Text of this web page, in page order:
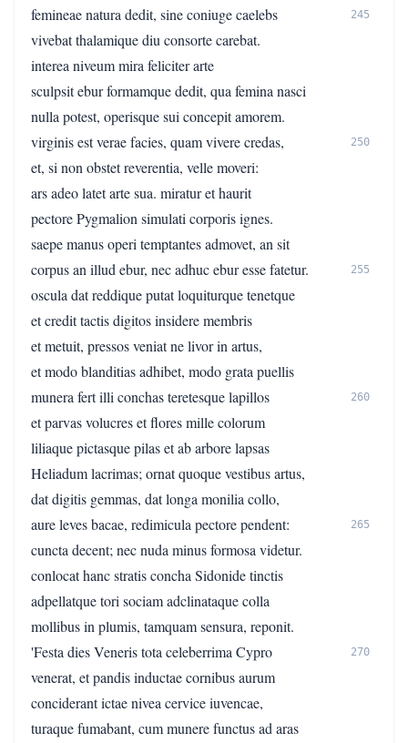
femineae natura dedit, sine coniuge caelebs 245
vivebat thalamique diu consorte carebat.
interea niveum mira feliciter arte
sculpsit ebur formamque dedit, qua femina nasci
nulla potest, operisque sui concepit amorem.
virginis est verae facies, quam vivere credas,
250
et, si non obstet reverentia, velle moveri:
ars adeo latet arte sua. miratur et haurit
pectore Pygmalion simulati corporis ignes.
saepe manus operi temptantes admovet, an sit
corpus an illud ebur, nec adhuc ebur esse fatetur.
255
oscula dat reddique putat loquiturque tenetque
et credit tactis digitos insidere membris
et metuit, pressos veniat ne livor in artus,
et modo blanditias adhibet, modo grata puellis
munera fert illi conchas teretesque lapillos
260
et parvas volucres et flores mille colorum
liliaque pictasque pilas et ab arbore lapsas
Heliadum lacrimas; ornat quoque vestibus artus,
dat digitis gemmas, dat longa monilia collo,
aure leves bacae, redimicula pectore pendent:
265
cuncta decent; nec nuda minus formosa videtur.
conlocat hanc stratis concha Sidonide tinctis
adpellatque tori sociam adclinataque colla
mollibus in plumis, tamquam sensura, reponit.
'Festa dies Veneris tota celeberrima Cypro
270
venerat, et pandis inductae cornibus aurum
conciderant ictae nivea cervice iuvencae,
turaque fumabant, cum munere functus ad aras